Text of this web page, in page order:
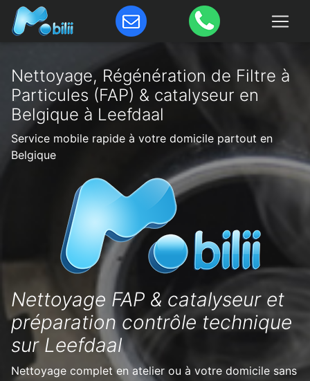
Nettoyage, Régénération de Filtre à
Particules (FAP) & catalyseur en
Belgique à Leefdaal
Service mobile rapide à votre domicile partout en
Belgique
Nettoyage FAP & catalyseur et
préparation contrôle technique
sur Leefdaal
Nettoyage complet en atelier ou à votre domicile sans